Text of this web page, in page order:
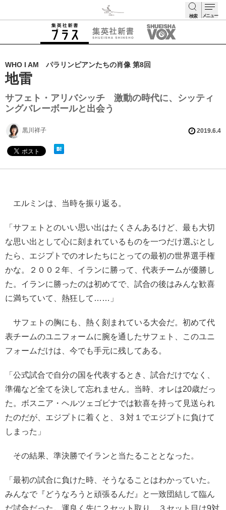
検索 メニュー
WHO I AM パラリンピアンたちの肖像 第8回
地雷
サフェト・アリバシッチ 激動の時代に、シッティ
ングバレーボールと出会う
黒川祥子 2019.6.4
エルミンは、当時を振り返る。
「サフェトとのいい思い出はたくさんあるけど、最も大切
な思い出として心に刻まれているものを一つだけ選ぶとし
たら、エジプトでのオレたちにとっての最初の世界選手権
かな。２００２年、イランに勝って、代表チームが優勝し
た。イランに勝ったのは初めてで、試合の後はみんな歓喜
に満ちていて、熱狂して……」
サフェトの胸にも、熱く刻まれている大会だ。初めて代
表チームのユニフォームに腕を通したサフェト、このユニ
フォームだけは、今でも手元に残してある。
「公式試合で自分の国を代表するとき、試合だけでなく、
準備など全てを決して忘れません。当時、オレは20歳だっ
た。ボスニア・ヘルツェゴビナでは歓喜を持って見送られ
たのだが、エジプトに着くと、３対１でエジプトに負けて
しまった」
その結果、準決勝でイランと当たることとなった。
「最初の試合に負けた時、そうなることはわかっていた。
みんなで『どうなろうと頑張るんだ』と一致団結して臨ん
だ試合だった。運良く先に２セット取り、３セット目は9対